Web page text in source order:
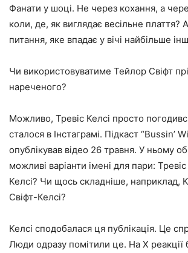
Фанати у шоці. Не через кохання, а
коли, де, як виглядає весільне плаття?
питання, яке впадає у вічі найбільше
Чи використовуватиме Тейлор Свіфт
нареченого?
Можливо, Тревіс Келсі просто
сталося в Інстаграмі. Підкаст “Bussin’
опублікував відео 26 травня. У ньому
можливі варіанти імені для пари:
Келсі? Чи щось складніше, наприклад,
Свіфт-Келсі?
Келсі сподобалася ця публікація. Це
Люди одразу помітили це. На X реакції